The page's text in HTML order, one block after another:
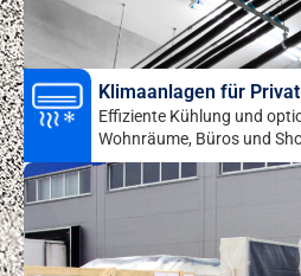
Klimaanlagen für
Effiziente Kühlung und
Wohnräume, Büros und